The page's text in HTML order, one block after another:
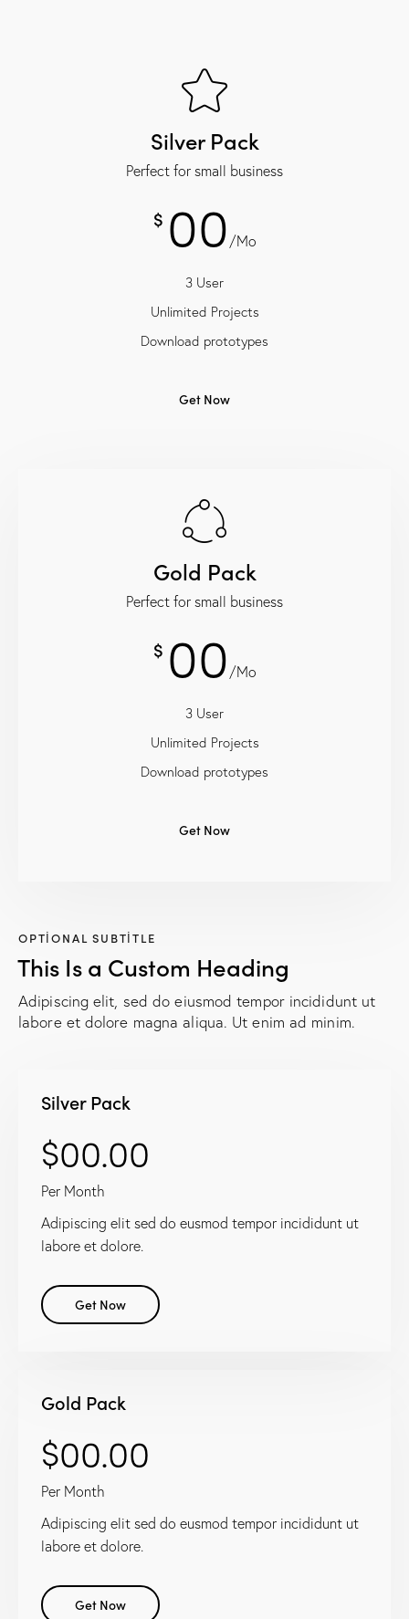
Gold Pack
Perfect for small business
$ 00 /Mo
3 User
Unlimited Projects
Download prototypes
Get Now
Silver Pack
Perfect for small business
$ 00 /Mo
3 User
Unlimited Projects
Download prototypes
Get Now
OPTIONAL SUBTITLE
This Is a Custom Heading
Adipiscing elit, sed do eiusmod tempor incididunt ut
labore et dolore magna aliqua. Ut enim ad minim.
Silver Pack
$00.00
Per Month
Adipiscing elit sed do eusmod tempor incididunt ut
labore et dolore.
Get Now
Gold Pack
$00.00
Per Month
Adipiscing elit sed do eusmod tempor incididunt ut
labore et dolore.
Get Now